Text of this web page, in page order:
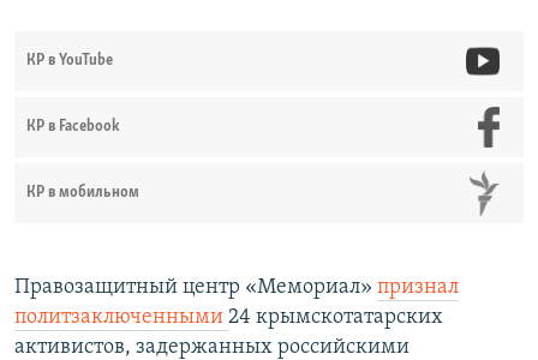
КР в YouTube
КР в Facebook
КР в мобильном
Правозащитный центр «Мемориал» признал
политзаключенными 24 крымскотатарских
активистов, задержанных российскими